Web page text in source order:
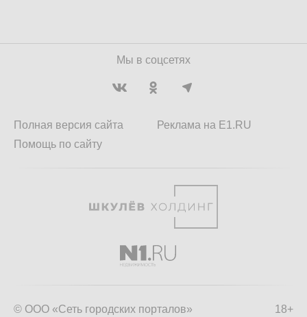
Мы в соцсетях
Полная версия сайта
Помощь по сайту
Реклама на E1.RU
18+
© ООО «Сеть городских порталов»